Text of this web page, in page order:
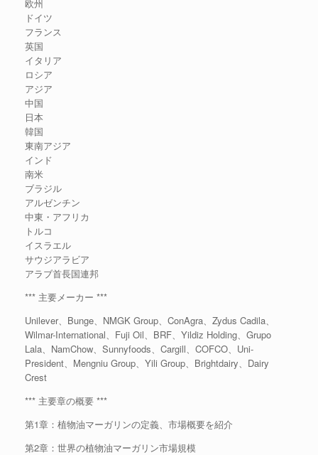
欧州
ドイツ
フランス
英国
イタリア
ロシア
アジア
中国
日本
韓国
東南アジア
インド
南米
ブラジル
アルゼンチン
中東・アフリカ
トルコ
イスラエル
サウジアラビア
アラブ首長国連邦
*** 主要メーカー ***
Unilever、Bunge、NMGK Group、ConAgra、Zydus Cadila、
Wilmar-International、Fuji Oil、BRF、Yildiz Holding、Grupo
Lala、NamChow、Sunnyfoods、Cargill、COFCO、Uni-
President、Mengniu Group、Yili Group、Brightdairy、Dairy
Crest
*** 主要章の概要 ***
第1章：植物油マーガリンの定義、市場概要を紹介
第2章：世界の植物油マーガリン市場規模